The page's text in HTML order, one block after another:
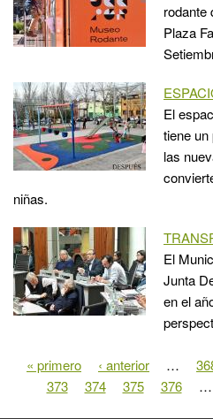
rodante
Plaza
El
tiene un
las
niñas.
El
Junta
en el
Páginas
« primero ‹ anterior …
373 374 375 376 …